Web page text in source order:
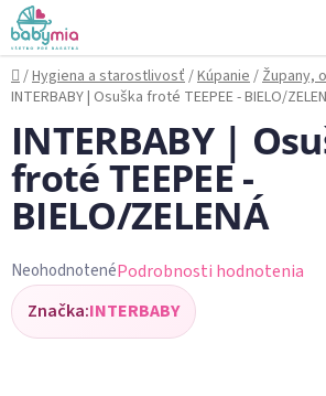
Prejsť
na
obsah
Domov
/Hygiena a starostlivosť/Kúpanie/Župany,
INTERBABY | Osuška froté TEEPEE - BIELO/
INTERBABY |
froté TEEPEE -
BIELO/ZELENÁ
Priemerné
hodnotenie
produktu
NeohodnotenéPodrobnosti hodnotenia
Značka:INTERBABY